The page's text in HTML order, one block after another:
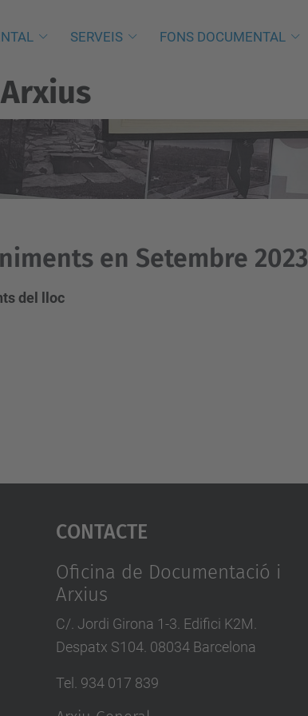
SERVEIS FONS DOCUMENTAL
en Setembre 2023
del lloc
Contacte
Oficina de Documentació i
Arxius
C/. Jordi Girona 1-3. Edifici K2M.
Despatx S104. 08034 Barcelona
Tel. 934 017 839